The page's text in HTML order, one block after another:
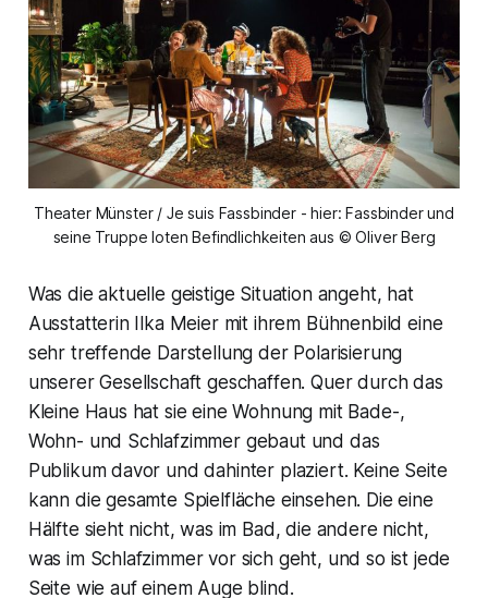
Theater Münster / Je suis Fassbinder - hier: Fassbinder und
seine Truppe loten Befindlichkeiten aus © Oliver Berg
Was die aktuelle geistige Situation angeht, hat
Ausstatterin Ilka Meier mit ihrem Bühnenbild eine
sehr treffende Darstellung der Polarisierung
unserer Gesellschaft geschaffen. Quer durch das
Kleine Haus hat sie eine Wohnung mit Bade-,
Wohn- und Schlafzimmer gebaut und das
Publikum davor und dahinter plaziert. Keine Seite
kann die gesamte Spielfläche einsehen. Die eine
Hälfte sieht nicht, was im Bad, die andere nicht,
was im Schlafzimmer vor sich geht, und so ist jede
Seite wie auf einem Auge blind.